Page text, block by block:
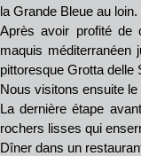
la Grande Bleue au loin.
Après avoir profité de
maquis
pittoresque Grotta delle
Nous visitons ensuite le
La dernière étape
rochers lisses qui
Dîner dans un